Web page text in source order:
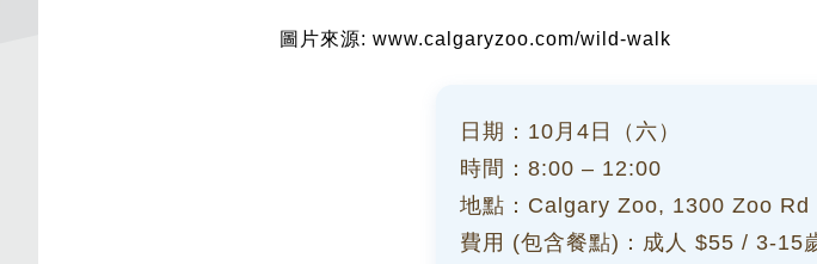
圖片來源: www.calgaryzoo.com/wild-walk
日期：10月4日（六）
時間：8:00 – 12:00
地點：Calgary Zoo, 1300 Zoo Rd
費用 (包含餐點)：成人 $55 / 3-15